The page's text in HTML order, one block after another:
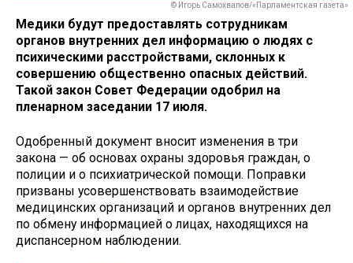
© Игорь Самохвалов/«Парламентская газета»
Медики будут предоставлять сотрудникам
органов внутренних дел информацию о людях с
психическими расстройствами, склонных к
совершению общественно опасных действий.
Такой закон Совет Федерации одобрил на
пленарном заседании 17 июля.
Одобренный документ вносит изменения в три
закона — об основах охраны здоровья граждан, о
полиции и о психиатрической помощи. Поправки
призваны усовершенствовать взаимодействие
медицинских организаций и органов внутренних дел
по обмену информацией о лицах, находящихся на
диспансерном наблюдении.